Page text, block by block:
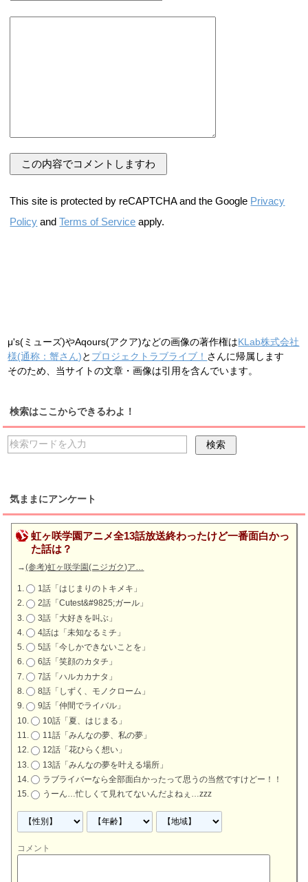
This site is protected by reCAPTCHA and the Google Privacy
Policy andTerms of Service apply.
μ's(ミューズ)やAqours(アクア)などの画像の著作権はKLab株式会社
様(通称：蟹さん)と プロジェクトラブライブ！ さんに帰属します
そのため、当サイトの文章・画像は引用を含んでいます。
検索はここからできるわよ！
気ままにアンケート
虹ヶ咲学園アニメ全13話放送終わったけど一番面白かっ
た話は？
→(参考)虹ヶ咲学園(ニジガク)ア…
1話「はじまりのトキメキ」
2話「Cutest&#9825;ガール」
3話「大好きを叫ぶ」
4話は「未知なるミチ」
5話「今しかできないことを」
6話「笑顔のカタチ」
7話「ハルカカナタ」
8話「しずく、モノクローム」
9話「仲間でライバル」
10話「夏、はじまる」
11話「みんなの夢、私の夢」
12話「花ひらく想い」
13話「みんなの夢を叶える場所」
ラブライバーなら全部面白かったって思うの当然ですけどー！！
うーん…忙しくて見れてないんだよねぇ…zzz
コメント